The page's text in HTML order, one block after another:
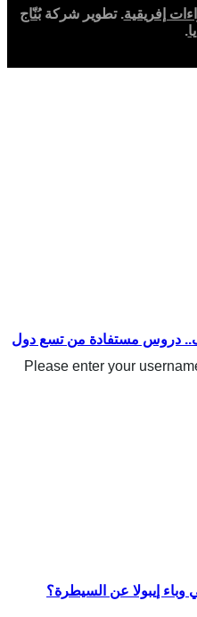
دروس مستفادة من تسع دول
إفريقية. تطوير شركةبُنّاج
.
Please enter your